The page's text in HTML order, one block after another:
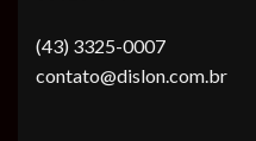
(43) 3325-0007
contato@dislon.com.br